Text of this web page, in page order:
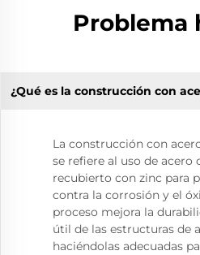
Problema
¿Qué es la construcción con
La construcción con
se refiere al uso de acero
recubierto con zinc para
contra la corrosión y el
proceso mejora la
útil de las estructuras de
haciéndolas adecuadas